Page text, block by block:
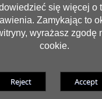
się więcej o
Zamykając to
wyrażasz zgodę
cookie.